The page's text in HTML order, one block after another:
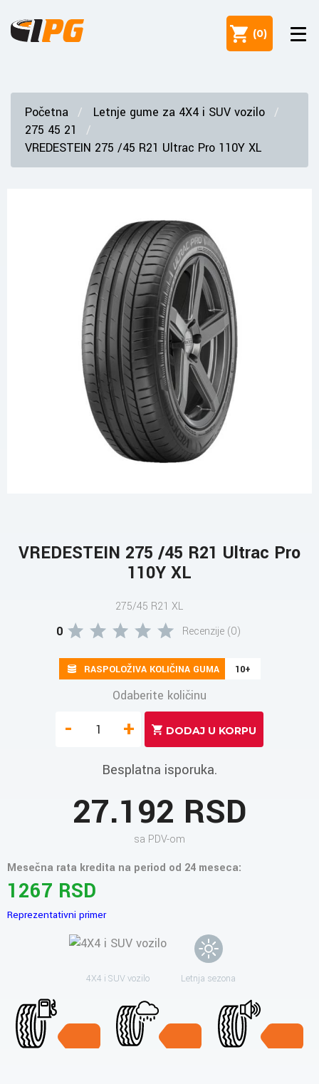
(0)
Početna
Letnje gume za 4X4 i SUV vozilo
275 45 21
VREDESTEIN 275 /45 R21 Ultrac Pro 110Y XL
VREDESTEIN 275 /45 R21 Ultrac Pro
110Y XL
275/45 R21 XL
0 Recenzije (0)
RASPOLOŽIVA KOLIČINA GUMA 10+
Odaberite količinu
- +
Besplatna isporuka.
27.192 RSD
sa PDV-om
Mesečna rata kredita na period od 24 meseca:
1267 RSD
Reprezentativni primer
4X4 i SUV vozilo Letnja sezona